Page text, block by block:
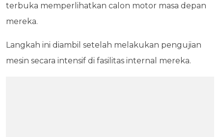
terbuka memperlihatkan calon motor masa depan
mereka.
Langkah ini diambil setelah melakukan pengujian
mesin secara intensif di fasilitas internal mereka.